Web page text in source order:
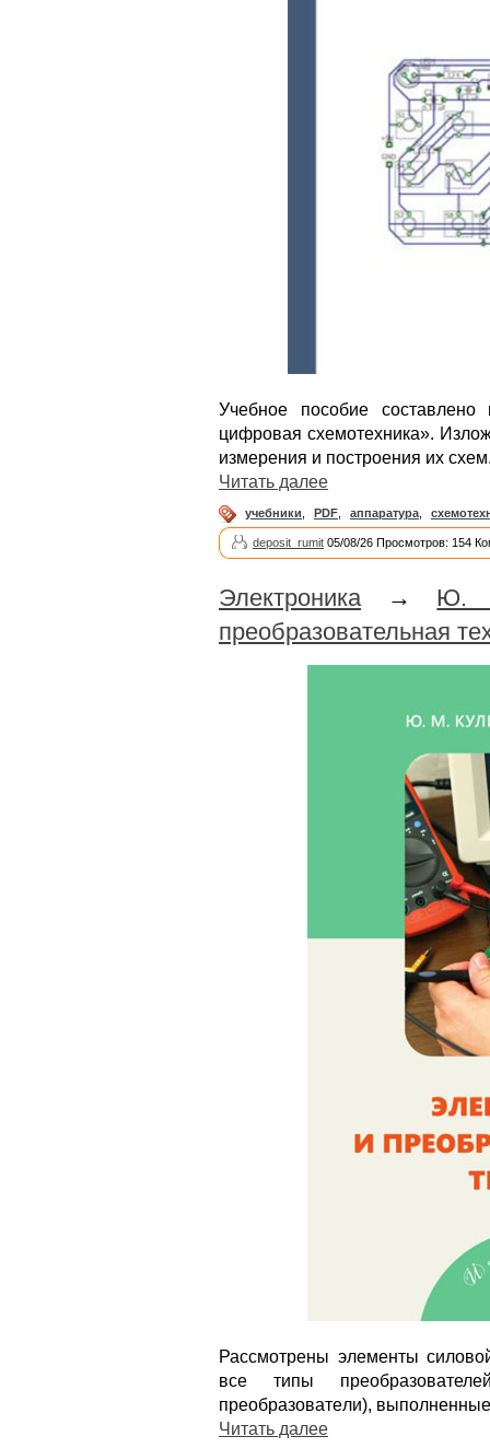
Учебное пособие
цифровая схемотехника».
измерения и построения их
Читать далее
учебники PDF аппаратура
deposit_rumit 05/08/26 Просмотров: 154
Электроника→ Ю.
преобразовательная
Рассмотрены элементы
все типы
пpeoбpaзoвaтeли),
Читать далее